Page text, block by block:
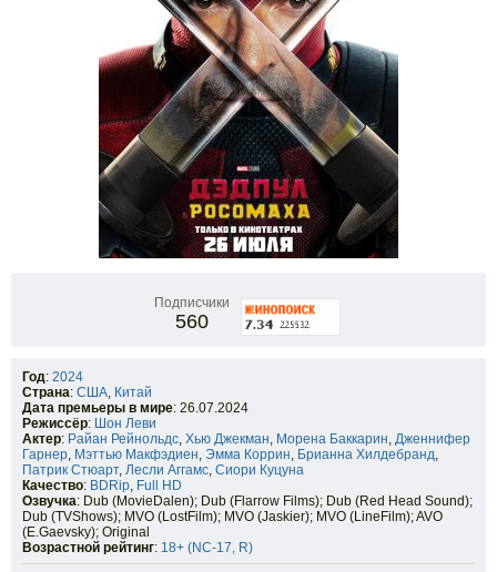
Подписчики
560
Год: 2024
Страна: США, Китай
Дата премьеры в мире: 26.07.2024
Режиссёр: Шон Леви
Актер: Райан Рейнольдс, Хью Джекман, Морена Баккарин, Дженнифер
Гарнер, Мэттью Макфэдиен, Эмма Коррин, Брианна Хилдебранд,
Патрик Стюарт, Лесли Аггамс, Сиори Куцуна
Качество: BDRip, Full HD
Озвучка: Dub (MovieDalen); Dub (Flarrow Films); Dub (Red Head Sound);
Dub (TVShows); MVO (LostFilm); MVO (Jaskier); MVO (LineFilm); AVO
(E.Gaevsky); Original
Возрастной рейтинг: 18+ (NC-17, R)